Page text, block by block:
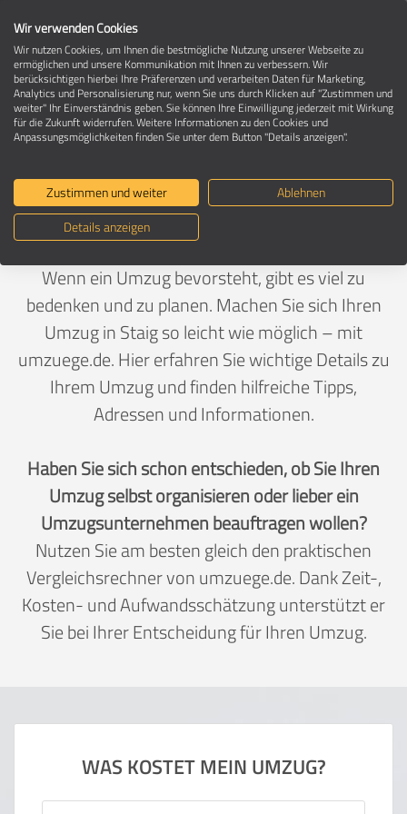
Umzug in 89195 Staig
Ein Umzug ist Vertrauenssache
Deutschland>Baden-Württemberg>Alb-Donau-Kreis,
Landkreis
Wenn ein Umzug bevorsteht, gibt es viel zu
bedenken und zu planen. Machen Sie sich Ihren
Umzug in Staig so leicht wie möglich – mit
umzuege.de. Hier erfahren Sie wichtige Details zu
Ihrem Umzug und finden hilfreiche Tipps,
Adressen und Informationen.
Haben Sie sich schon entschieden, ob Sie Ihren
Umzug selbst organisieren oder lieber ein
Umzugsunternehmen beauftragen wollen?
Nutzen Sie am besten gleich den praktischen
Vergleichsrechner von umzuege.de. Dank Zeit-,
Kosten- und Aufwandsschätzung unterstützt er
Sie bei Ihrer Entscheidung für Ihren Umzug.
WAS KOSTET MEIN UMZUG?
Wir verwenden Cookies
Wir nutzen Cookies, um Ihnen die bestmögliche Nutzung unserer Webseite zu
ermöglichen und unsere Kommunikation mit Ihnen zu verbessern. Wir
berücksichtigen hierbei Ihre Präferenzen und verarbeiten Daten für Marketing,
Analytics und Personalisierung nur, wenn Sie uns durch Klicken auf "Zustimmen und
weiter" Ihr Einverständnis geben. Sie können Ihre Einwilligung jederzeit mit Wirkung
für die Zukunft widerrufen. Weitere Informationen zu den Cookies und
Anpassungsmöglichkeiten finden Sie unter dem Button "Details anzeigen".
Zustimmen und weiter
Ablehnen
Details anzeigen